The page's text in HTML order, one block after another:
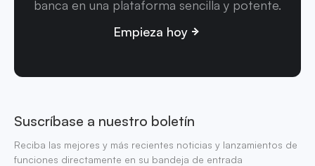
banca en una plataforma sencilla y potente.
Empieza hoy
Suscríbase a nuestro boletín
Reciba las mejores y más recientes noticias y lanzamientos de
funciones directamente en su bandeja de entrada